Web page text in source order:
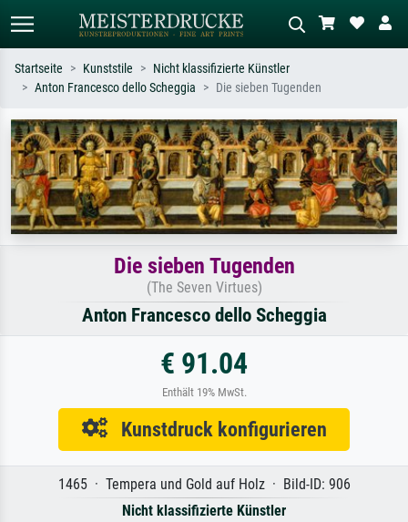
Suchen Sie nach Künstlern, Werktiteln
oder Stilen – z.B. Monet,
Sternennacht, Impressionismus, Welle
Hokusai, Akt.
Beschreiben Sie die Szene – z.B. Grüne
Wiese, Abstrakt mit viel Rot, Dunkles
Ölgemälde, Stehender Akt neben einem
Baum.
Startseite Kunststile
Nicht klassifizierte Künstler
Anton Francesco dello Scheggia
Die sieben Tugenden
Die sieben Tugenden
(The Seven Virtues)
Anton Francesco dello Scheggia
€ 91.04
Enthält 19% MwSt.
Kunstdruck konfigurieren
1465 · Tempera und Gold auf Holz · Bild-ID: 906
Nicht klassifizierte Künstler